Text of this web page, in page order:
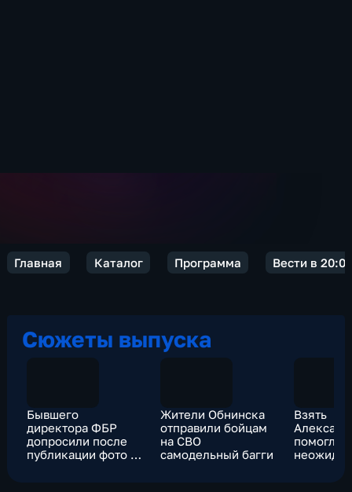
Главная Каталог Программа Вести в 20:00
Сюжеты выпуска
Бывшего
директора ФБР
допросили после
публикации фото с
Жители Обнинска
отправили бойцам
на СВО
самодельный багги
Взять
помогли